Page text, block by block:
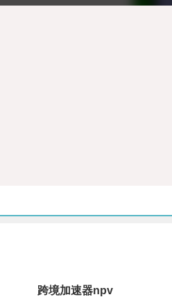
跨境加速器npv